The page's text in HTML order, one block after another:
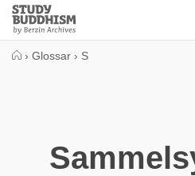
Close
Study
Buddhism
› Glossar › S